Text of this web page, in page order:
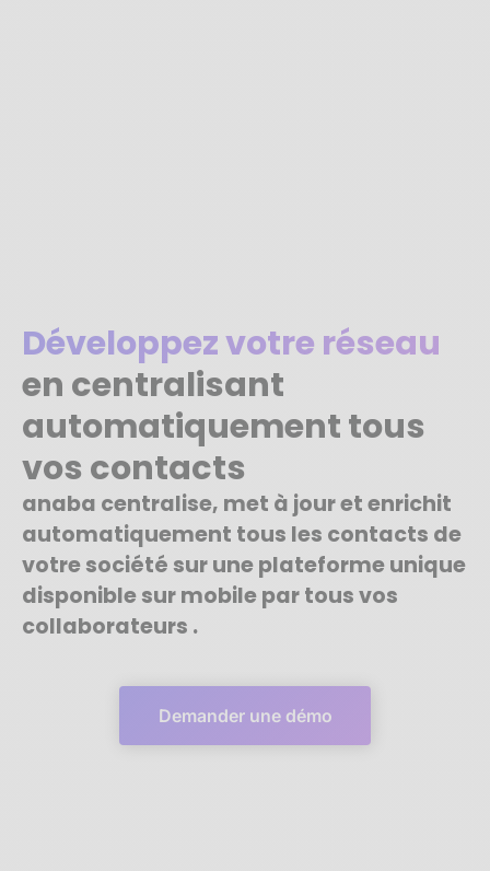
Développez votre réseau
en centralisant
automatiquement tous
vos contacts
anaba centralise, met à jour et enrichit
automatiquement tous les contacts de
votre société sur une plateforme unique
disponible sur mobile par tous vos
collaborateurs .
Demander une démo